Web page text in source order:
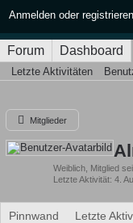
Anmelden oder registrieren
Forum Dashboard
Letzte Aktivitäten
Mitglieder
Weiblich Mitglied
Letzte Aktivität 4.
Pinnwand Letzte